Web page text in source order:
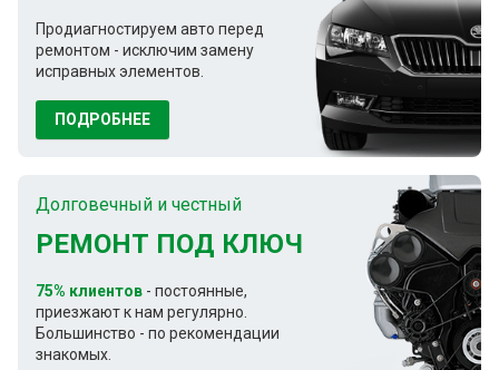
Продиагностируем авто перед
ремонтом - исключим замену
исправных элементов.
ПОДРОБНЕЕ
Долговечный и честный
РЕМОНТ ПОД КЛЮЧ
75% клиентов - постоянные,
приезжают к нам регулярно.
Большинство - по рекомендации
знакомых.